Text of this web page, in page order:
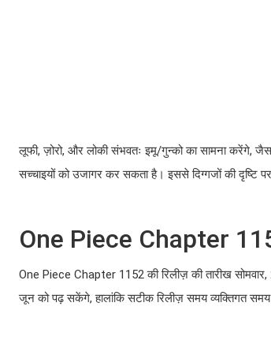
लूफी, ज़ोरो, और लोकी संभवतः इमू/गुन्को का सामना करेंगे,
सच्चाइयों को उजागर कर सकता है। इससे दिग्गजों की
One Piece Chapter
One Piece Chapter 1152 की रिलीज़ की तारीख
जून को पढ़ सकेंगे, हालांकि सटीक रिलीज़ समय व्यक्तिगत